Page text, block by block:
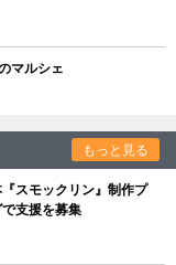
マルシェ
もっと見る
スモックリン』制作プ
支援を募集